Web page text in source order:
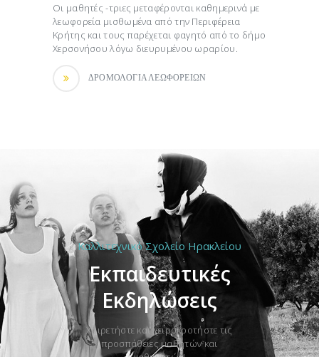
Οι μαθητές -τριες μεταφέρονται καθημερινά με
λεωφορεία μισθωμένα από την Περιφέρεια
Κρήτης και τους παρέχεται φαγητό από το δήμο
Χερσονήσου λόγω διευρυμένου ωραρίου.
ΔΡΟΜΟΛΟΓΙΑ ΛΕΩΦΟΡΕΙΩΝ
Καλλιτεχνικό Σχολείο Ηρακλείου
Εκπαιδευτικές
Εκδηλώσεις
Χαιρετήστε και χειροκροτήστε τις
προσπάθειες μαθητών και